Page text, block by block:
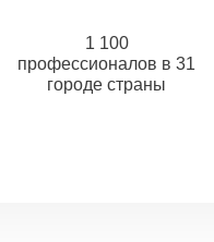
1 100
профессионалов в 31
городе страны